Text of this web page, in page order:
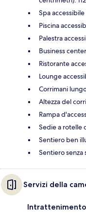
Spa
Piscina
Palestra
Business
Ristorante
Lounge
Corrimani
Altezza del
Rampa
Sedie a rotelle
Sentiero ben
Sentiero senza
Servizi della
Intrattenimento